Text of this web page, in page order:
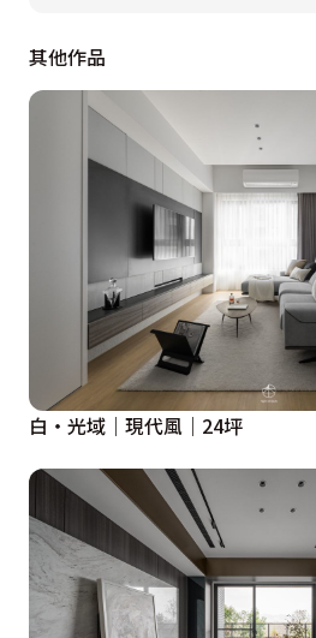
其他作品
白・光域｜現代風｜24坪